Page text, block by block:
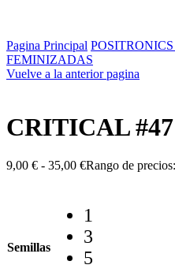
Pagina Principal POSITRONICS
FEMINIZADAS
Vuelve a la anterior pagina
CRITICAL #47
9,00 € - 35,00 €Rango de
Semillas
1
3
5